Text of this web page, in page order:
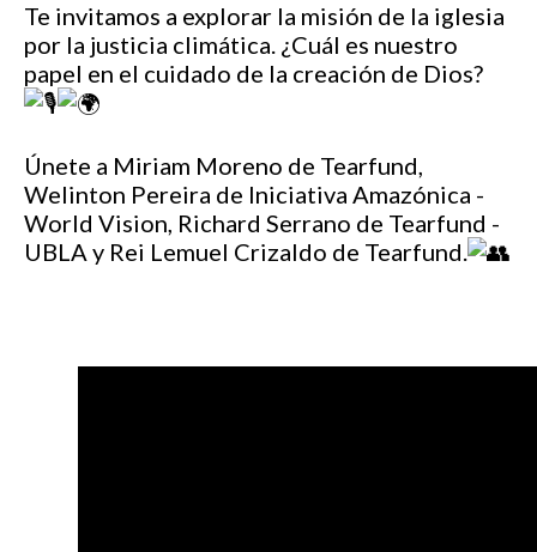
Te invitamos a explorar la misión de la iglesia
por la justicia climática. ¿Cuál es nuestro
papel en el cuidado de la creación de Dios?
Únete a Miriam Moreno de Tearfund,
Welinton Pereira de Iniciativa Amazónica -
World Vision, Richard Serrano de Tearfund -
UBLA y Rei Lemuel Crizaldo de Tearfund.